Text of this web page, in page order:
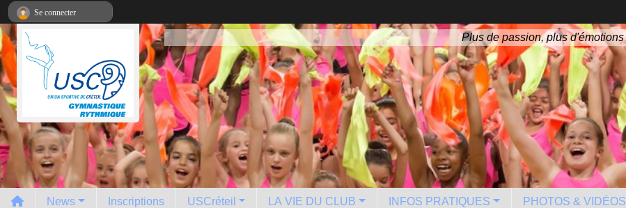
Plus de passion, plus d'émotions
News Inscriptions USCréteil LA VIE DU CLUB INFOS PRATIQUES PHOTOS & VIDÉOS
Se connecter
Panneau de gestion des cookies